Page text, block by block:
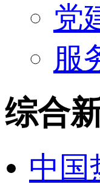
党
服
综合
中国